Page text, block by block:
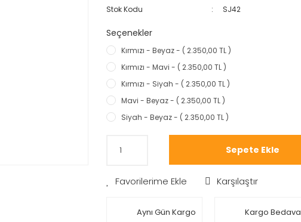
Stok Kodu
SJ42
Seçenekler
Kırmızı - Beyaz - ( 2.350,00 TL )
Kırmızı - Mavi - ( 2.350,00 TL )
Kırmızı - Siyah - ( 2.350,00 TL )
Mavi - Beyaz - ( 2.350,00 TL )
Siyah - Beyaz - ( 2.350,00 TL )
Sepete Ekle
Karşılaştır
Aynı Gün Kargo Kargo Bedava